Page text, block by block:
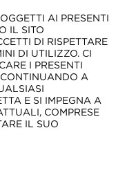
AI PRESENTI
IL SITO
DI RISPETTARE
DI UTILIZZO. CI
I PRESENTI
A
E SI IMPEGNA A
COMPRESE
IL SUO